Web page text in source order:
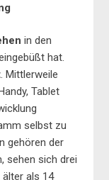
in den
hat.
. Mittlerweile
Tablet
selbst zu
gehören der
sehen sich drei
älter als 14